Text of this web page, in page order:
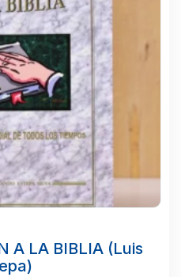
A LA BIBLIA (Luis